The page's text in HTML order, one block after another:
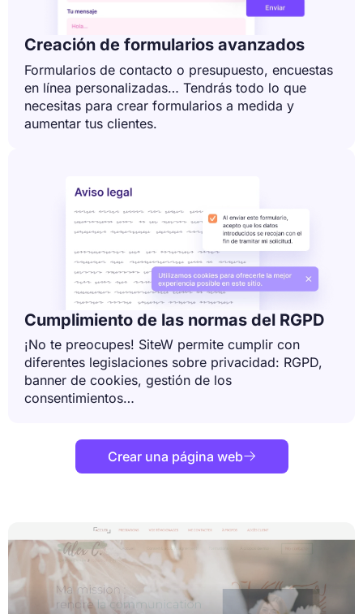
Creación de formularios avanzados
Formularios de contacto o presupuesto, encuestas
en línea personalizadas… Tendrás todo lo que
necesitas para crear formularios a medida y
aumentar tus clientes.
Cumplimiento de las normas del RGPD
¡No te preocupes! SiteW permite cumplir con
diferentes legislaciones sobre privacidad: RGPD,
banner de cookies, gestión de los
consentimientos…

Crear una página web